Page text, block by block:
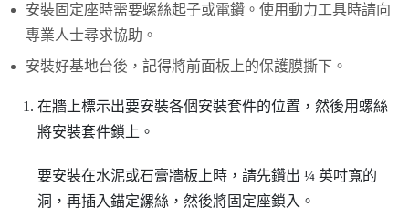
安裝固定座時需要螺絲起子或電鑽。使用動力工具時請向
專業人士尋求協助。
安裝好基地台後，記得將前面板上的保護膜撕下。
在牆上標示出要安裝各個安裝套件的位置，然後用螺絲
將安裝套件鎖上。
要安裝在水泥或石膏牆板上時，請先鑽出 ¼ 英吋寬的
洞，再插入錨定縲絲，然後將固定座鎖入。